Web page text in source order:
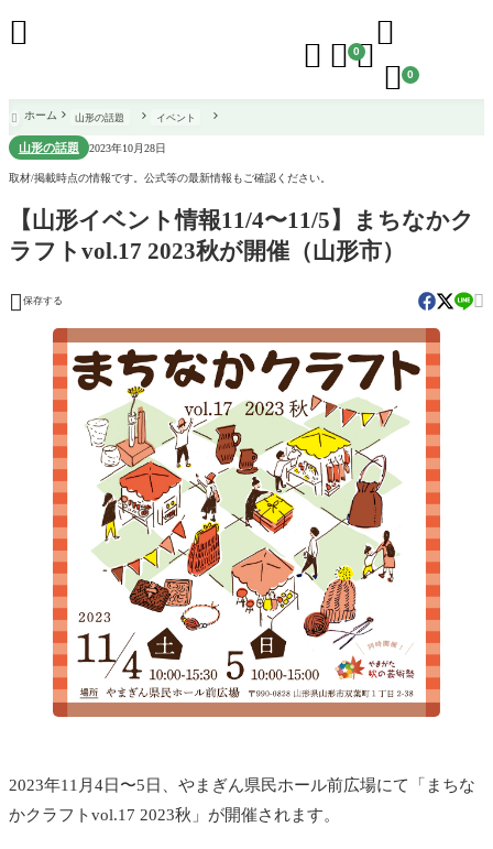
  0

 0

 ホーム 山形の話題 イベント
山形の話題 2023年10月28日
取材/掲載時点の情報です。公式等の最新情報もご確認ください。
【山形イベント情報11/4〜11/5】まちなかク
ラフトvol.17 2023秋が開催（山形市）
 保存する 
2023年11月4日〜5日、やまぎん県民ホール前広場にて「まちな
かクラフトvol.17 2023秋」が開催されます。